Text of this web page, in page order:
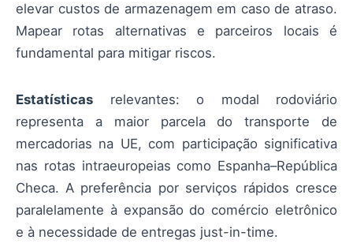
elevar custos de armazenagem em caso de atraso.
Mapear rotas alternativas e parceiros locais é
fundamental para mitigar riscos.
Estatísticas relevantes: o modal rodoviário
representa a maior parcela do transporte de
mercadorias na UE, com participação significativa
nas rotas intraeuropeias como Espanha–República
Checa. A preferência por serviços rápidos cresce
paralelamente à expansão do comércio eletrônico
e à necessidade de entregas just-in-time.